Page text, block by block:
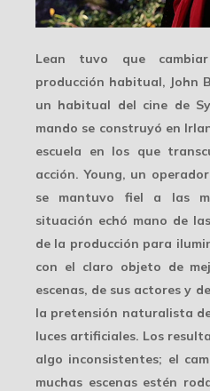
Lean tuvo que
producción habitual, John
un habitual del cine de
mando se construyó en
escuela en los que
acción. Young, un
se mantuvo fiel a las
situación echó mano de
de la producción para
con el claro objeto de
escenas, de sus actores y
la pretensión naturalista
luces artificiales. Los
algo inconsistentes; el
muchas escenas estén